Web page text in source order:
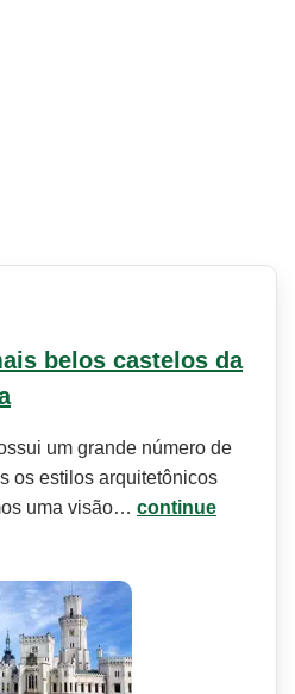
belos castelos da
um grande número de
os estilos arquitetônicos
uma visão… continue